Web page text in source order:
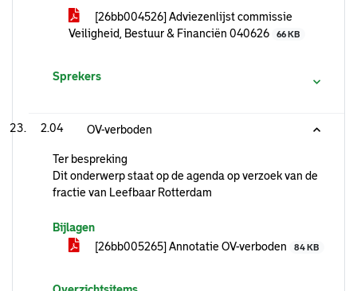
[26bb004526] Adviezenlijst commissie
Veiligheid, Bestuur & Financiën 040626
66 KB
Sprekers
2.04 OV-verboden
Ter bespreking
Dit onderwerp staat op de agenda op verzoek van de
fractie van Leefbaar Rotterdam
Bijlagen
[26bb005265] Annotatie OV-verboden
84 KB